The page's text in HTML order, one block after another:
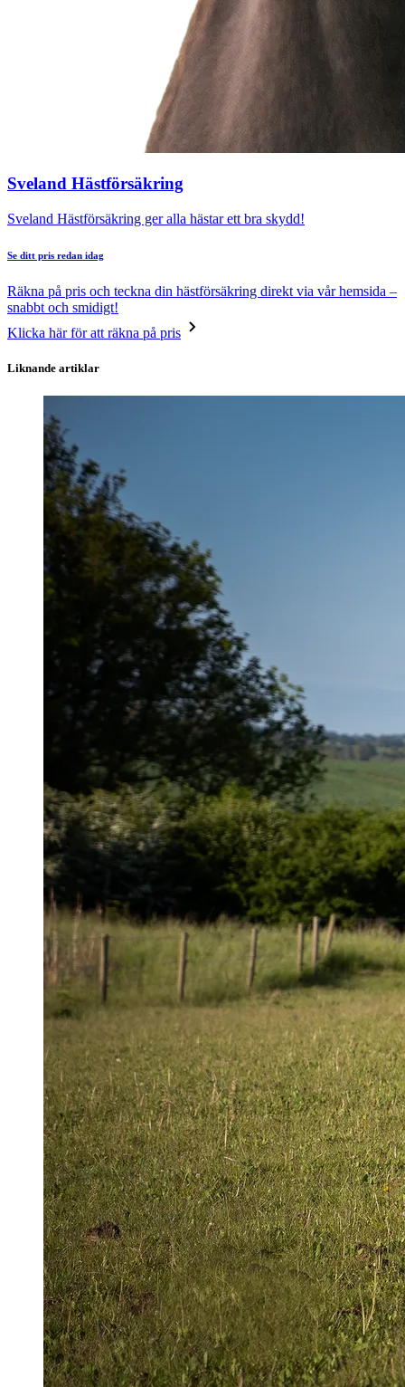
Sveland Hästförsäkring
Sveland Hästförsäkring ger alla hästar ett bra skydd!
Se ditt pris redan idag
Räkna på pris och teckna din hästförsäkring direkt via vår hemsida –
snabbt och smidigt!
Klicka här för att räkna på pris
Liknande artiklar